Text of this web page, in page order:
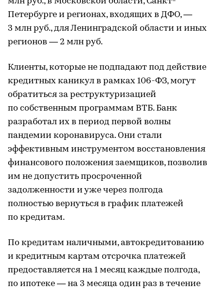
Петербурге и регионах, входящих в ДФО, —
3 млн руб., для Ленинградской области и иных
регионов — 2 млн руб.
Клиенты, которые не подпадают под действие
кредитных каникул в рамках 106-ФЗ, могут
обратиться за реструктуризацией
по собственным программам ВТБ. Банк
разработал их в период первой волны
пандемии коронавируса. Они стали
эффективным инструментом восстановления
финансового положения заемщиков, позволив
им не допустить просроченной
задолженности и уже через полгода
полностью вернуться в график платежей
по кредитам.
По кредитам наличными, автокредитованию
и кредитным картам отсрочка платежей
предоставляется на 1 месяц каждые полгода,
по ипотеке — на 3 месяца один раз в течение